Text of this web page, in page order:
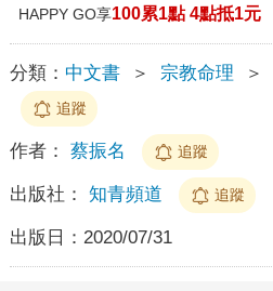
HAPPY GO享100累1點 4點抵1元
分類： 中文書 ＞ 宗教命理 ＞
追蹤
作者： 蔡振名 追蹤
出版社： 知青頻道 追蹤
出版日： 2020/07/31